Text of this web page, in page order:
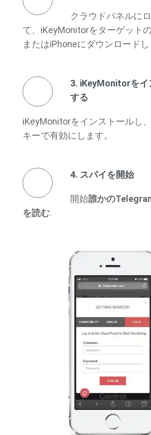
クラウドパネルに
て、iKeyMonitorをターゲット
またはiPhoneにダウンロードし
3. iKeyMonitorをイ
する
iKeyMonitorをインストールし
キーで有効にします。
4. スパイを開始
開始誰かの
を読む.